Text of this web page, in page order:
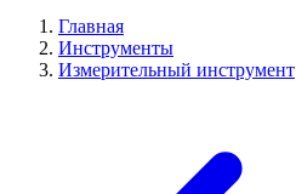
Главная
Инструменты
Измерительный инструмент